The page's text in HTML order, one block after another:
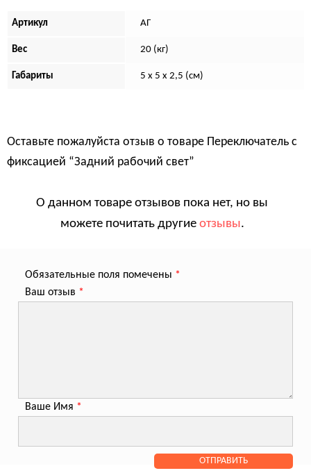
Артикул АГ
Вес 20 (кг)
Габариты 5 x 5 x 2,5 (см)
Оставьте пожалуйста отзыв о товаре Переключатель с
фиксацией “Задний рабочий свет”
О данном товаре отзывов пока нет, но вы
можете почитать другие отзывы.
Обязательные поля помечены *
Ваш отзыв *
Ваше Имя *